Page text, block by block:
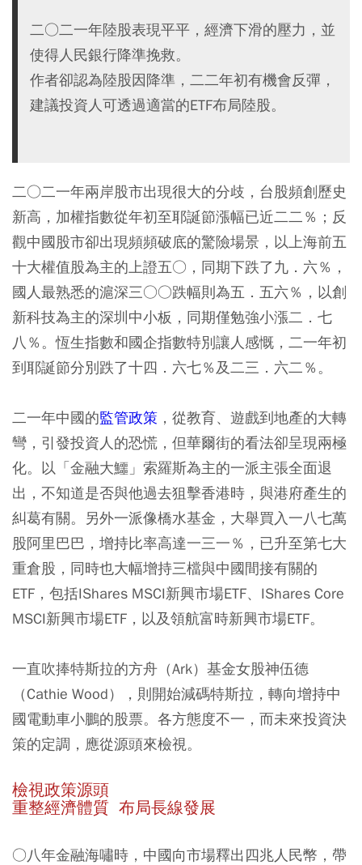
二○二一年陸股表現平平，經濟下滑的壓力，並
使得人民銀行降準挽救。
作者卻認為陸股因降準，二二年初有機會反彈，
建議投資人可透過適當的ETF布局陸股。
二○二一年兩岸股市出現很大的分歧，台股頻創歷史
新高，加權指數從年初至耶誕節漲幅已近二二％；反
觀中國股市卻出現頻頻破底的驚險場景，以上海前五
十大權值股為主的上證五○，同期下跌了九．六％，
國人最熟悉的滬深三○○跌幅則為五．五六％，以創
新科技為主的深圳中小板，同期僅勉強小漲二．七
八％。恆生指數和國企指數特別讓人感慨，二一年初
到耶誕節分別跌了十四．六七％及二三．六二％。
二一年中國的監管政策 ，從教育、遊戲到地產的大轉
彎，引發投資人的恐慌，但華爾街的看法卻呈現兩極
化。以「金融大鱷」索羅斯為主的一派主張全面退
出，不知道是否與他過去狙擊香港時，與港府產生的
糾葛有關。另外一派像橋水基金，大舉買入一八七萬
股阿里巴巴，增持比率高達一三一％，已升至第七大
重倉股，同時也大幅增持三檔與中國間接有關的
ETF，包括IShares MSCI新興市場ETF、IShares Core
MSCI新興市場ETF，以及領航富時新興市場ETF。
一直吹捧特斯拉的方舟（Ark）基金女股神伍德
（Cathie Wood），則開始減碼特斯拉，轉向增持中
國電動車小鵬的股票。各方態度不一，而未來投資決
策的定調，應從源頭來檢視。
檢視政策源頭
重整經濟體質 布局長線發展
○八年金融海嘯時，中國向市場釋出四兆人民幣，帶